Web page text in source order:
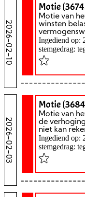
2026-02-10
Motie
Motie van
winsten
Ingediend op:
stemgedrag:
2026-02-03
Motie
Motie van
de
niet kan
Ingediend op:
stemgedrag: